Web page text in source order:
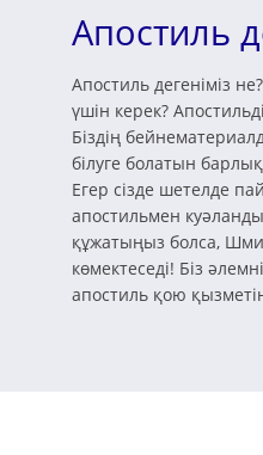
Апостиль
Апостиль дегеніміз
үшін керек?
Біздің
білуге болатын барлық
Егер сізде шетелде
апостильмен
құжатыңыз болса,
көмектеседі! Біз
апостиль қою